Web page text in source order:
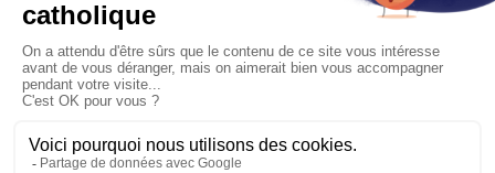
La visite pastorale du pape Léon
XIV à Assise à suivre sur KTO le
jeudi 6 août
Le pape en Uruguay, Argentine et
Pérou du 6 au 17 novembre 2026